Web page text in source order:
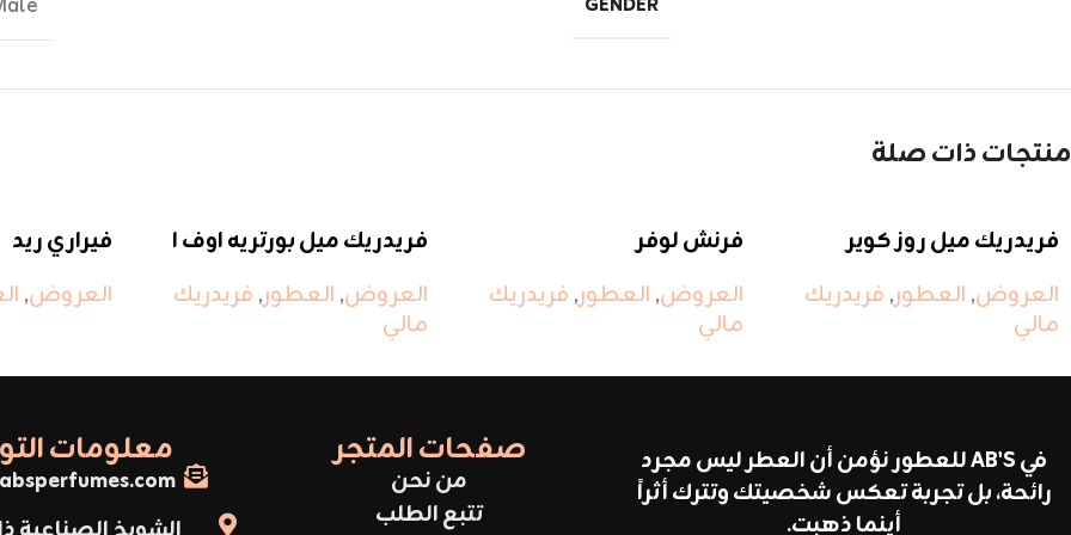
منتجات ذات صلة
فريدريك ميل روز كوير
العروض, العطور, فريدريك
مالي
فرنش لوفر
العروض, العطور, فريدريك
مالي
فريدريك ميل بورتريه اوف ا
العروض, العطور, فريدريك
مالي
فيراري ريد
العروض,
في AB'S للعطور نؤمن أن العطر ليس مجرد
رائحة، بل تجربة تعكس شخصيتك وتترك أثراً
أينما ذهبت.
صفحات المتجر
من نحن
تتبع الطلب
معلومات